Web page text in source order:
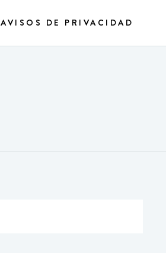
AVISOS DE PRIVACIDAD